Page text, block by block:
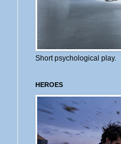
Short psychological play.
HEROES